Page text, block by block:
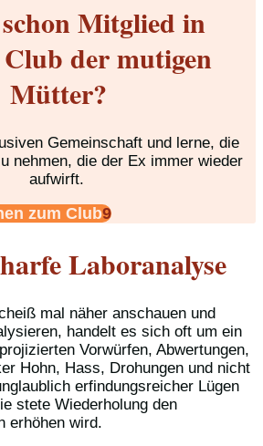
Mitglied in
der mutigen
Mütter?
Gemeinschaft und lerne, die
nehmen, die der Ex immer wieder
aufwirft.
zum Club
Laboranalyse
mal näher anschauen und
handelt es sich oft um ein
Vorwürfen, Abwertungen,
Hohn, Hass, Drohungen und nicht
erfindungsreicher Lügen
stete Wiederholung den
erhöhen wird.